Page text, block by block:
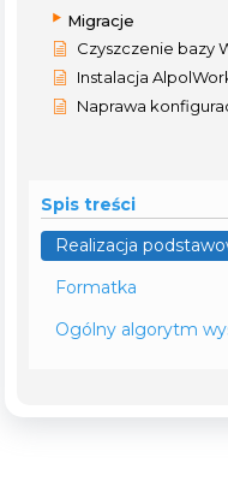
Migracje
Czyszczenie bazy
Instalacja
Naprawa
Spis treści
Realizacja
Formatka
Ogólny algorytm